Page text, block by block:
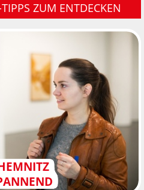
ZUM ENTDECKEN